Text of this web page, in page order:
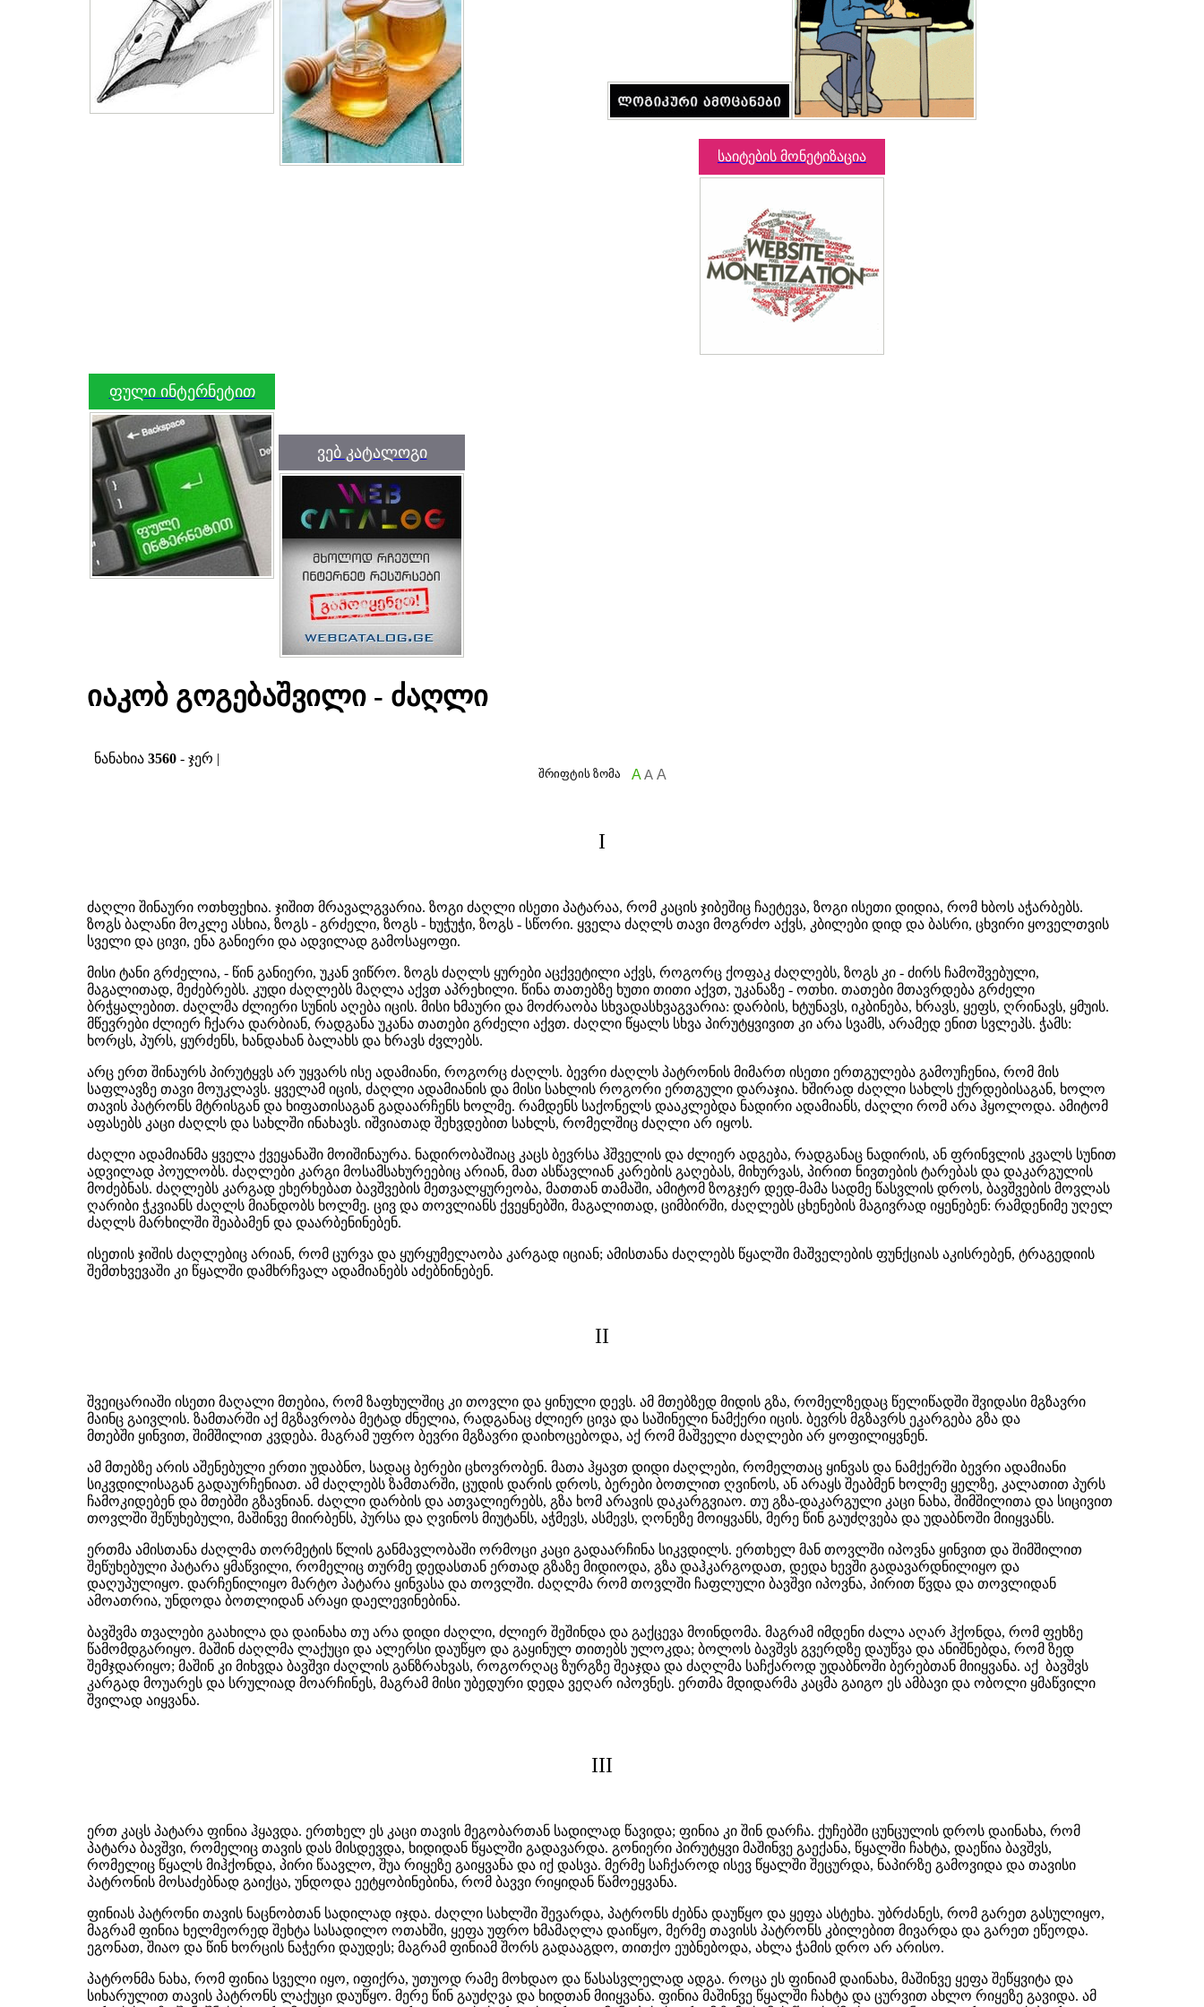
საიტების მონეტიზაცია
ფული ინტერნეტით
ვებ კატალოგი
იაკობ გოგებაშვილი - ძაღლი
ნანახია 3560 - ჯერ |
შრიფტის ზომა A A A
I
ძაღლი შინაური ოთხფეხია. ჯიშით მრავალგვარია. ზოგი ძაღლი ისეთი პატარაა, რომ კაცის ჯიბეშიც ჩაეტევა, ზოგი ისეთი დიდია, რომ ხბოს აჭარბებს.
ზოგს ბალანი მოკლე ასხია, ზოგს - გრძელი, ზოგს - ხუჭუჭი, ზოგს - სწორი. ყველა ძაღლს თავი მოგრძო აქვს, კბილები დიდ და ბასრი, ცხვირი ყოველთვის
სველი და ცივი, ენა განიერი და ადვილად გამოსაყოფი.
მისი ტანი გრძელია, - წინ განიერი, უკან ვიწრო. ზოგს ძაღლს ყურები აცქვეტილი აქვს, როგორც ქოფაკ ძაღლებს, ზოგს კი - ძირს ჩამოშვებული,
მაგალითად, მეძებრებს. კუდი ძაღლებს მაღლა აქვთ აპრეხილი. წინა თათებზე ხუთი თითი აქვთ, უკანაზე - ოთხი. თათები მთავრდება გრძელი
ბრჭყალებით. ძაღლმა ძლიერი სუნის აღება იცის. მისი ხმაური და მოძრაობა სხვადასხვაგვარია: დარბის, ხტუნავს, იკბინება, ხრავს, ყეფს, ღრინავს, ყმუის.
მწევრები ძლიერ ჩქარა დარბიან, რადგანა უკანა თათები გრძელი აქვთ. ძაღლი წყალს სხვა პირუტყვივით კი არა სვამს, არამედ ენით სვლეპს. ჭამს:
ხორცს, პურს, ყურძენს, ხანდახან ბალახს და ხრავს ძვლებს.
არც ერთ შინაურს პირუტყვს არ უყვარს ისე ადამიანი, როგორც ძაღლს. ბევრი ძაღლს პატრონის მიმართ ისეთი ერთგულება გამოუჩენია, რომ მის
საფლავზე თავი მოუკლავს. ყველამ იცის, ძაღლი ადამიანის და მისი სახლის როგორი ერთგული დარაჯია. ხშირად ძაღლი სახლს ქურდებისაგან, ხოლო
თავის პატრონს მტრისგან და ხიფათისაგან გადაარჩენს ხოლმე. რამდენს საქონელს დააკლებდა ნადირი ადამიანს, ძაღლი რომ არა ჰყოლოდა. ამიტომ
აფასებს კაცი ძაღლს და სახლში ინახავს. იშვიათად შეხვდებით სახლს, რომელშიც ძაღლი არ იყოს.
ძაღლი ადამიანმა ყველა ქვეყანაში მოიშინაურა. ნადირობაშიაც კაცს ბევრსა ჰშველის და ძლიერ ადგება, რადგანაც ნადირის, ან ფრინვლის კვალს სუნით
ადვილად პოულობს. ძაღლები კარგი მოსამსახურეებიც არიან, მათ ასწავლიან კარების გაღებას, მიხურვას, პირით ნივთების ტარებას და დაკარგულის
მოძებნას. ძაღლებს კარგად ეხერხებათ ბავშვების მეთვალყურეობა, მათთან თამაში, ამიტომ ზოგჯერ დედ-მამა სადმე წასვლის დროს, ბავშვების მოვლას
ღარიბი ჭკვიანს ძაღლს მიანდობს ხოლმე. ცივ და თოვლიანს ქვეყნებში, მაგალითად, ციმბირში, ძაღლებს ცხენების მაგივრად იყენებენ: რამდენიმე უღელ
ძაღლს მარხილში შეაბამენ და დაარბენინებენ.
ისეთის ჯიშის ძაღლებიც არიან, რომ ცურვა და ყურყუმელაობა კარგად იციან; ამისთანა ძაღლებს წყალში მაშველების ფუნქციას აკისრებენ, ტრაგედიის
შემთხვევაში კი წყალში დამხრჩვალ ადამიანებს აძებნინებენ.
II
შვეიცარიაში ისეთი მაღალი მთებია, რომ ზაფხულშიც კი თოვლი და ყინული დევს. ამ მთებზედ მიდის გზა, რომელზედაც წელიწადში შვიდასი მგზავრი
მაინც გაივლის. ზამთარში აქ მგზავრობა მეტად ძნელია, რადგანაც ძლიერ ცივა და საშინელი ნამქერი იცის. ბევრს მგზავრს ეკარგება გზა და
მთებში ყინვით, შიმშილით კვდება. მაგრამ უფრო ბევრი მგზავრი დაიხოცებოდა, აქ რომ მაშველი ძაღლები არ ყოფილიყვნენ.
ამ მთებზე არის აშენებული ერთი უდაბნო, სადაც ბერები ცხოვრობენ. მათა ჰყავთ დიდი ძაღლები, რომელთაც ყინვას და ნამქერში ბევრი ადამიანი
სიკვდილისაგან გადაურჩენიათ. ამ ძაღლებს ზამთარში, ცუდის დარის დროს, ბერები ბოთლით ღვინოს, ან არაყს შეაბმენ ხოლმე ყელზე, კალათით პურს
ჩამოკიდებენ და მთებში გზავნიან. ძაღლი დარბის და ათვალიერებს, გზა ხომ არავის დაკარგვიაო. თუ გზა-დაკარგული კაცი ნახა, შიმშილითა და სიცივით
თოვლში შეწუხებული, მაშინვე მიირბენს, პურსა და ღვინოს მიუტანს, აჭმევს, ასმევს, ღონეზე მოიყვანს, მერე წინ გაუძღვება და უდაბნოში მიიყვანს.
ერთმა ამისთანა ძაღლმა თორმეტის წლის განმავლობაში ორმოცი კაცი გადაარჩინა სიკვდილს. ერთხელ მან თოვლში იპოვნა ყინვით და შიმშილით
შეწუხებული პატარა ყმაწვილი, რომელიც თურმე დედასთან ერთად გზაზე მიდიოდა, გზა დაჰკარგოდათ, დედა ხევში გადავარდნილიყო და
დაღუპულიყო. დარჩენილიყო მარტო პატარა ყინვასა და თოვლში. ძაღლმა რომ თოვლში ჩაფლული ბავშვი იპოვნა, პირით წვდა და თოვლიდან
ამოათრია, უნდოდა ბოთლიდან არაყი დაელევინებინა.
ბავშვმა თვალები გაახილა და დაინახა თუ არა დიდი ძაღლი, ძლიერ შეშინდა და გაქცევა მოინდომა. მაგრამ იმდენი ძალა აღარ ჰქონდა, რომ ფეხზე
წამომდგარიყო. მაშინ ძაღლმა ლაქუცი და ალერსი დაუწყო და გაყინულ თითებს ულოკდა; ბოლოს ბავშვს გვერდზე დაუწვა და ანიშნებდა, რომ ზედ
შემჯდარიყო; მაშინ კი მიხვდა ბავშვი ძაღლის განზრახვას, როგორღაც ზურგზე შეაჯდა და ძაღლმა საჩქაროდ უდაბნოში ბერებთან მიიყვანა. აქ ბავშვს
კარგად მოუარეს და სრულიად მოარჩინეს, მაგრამ მისი უბედური დედა ვეღარ იპოვნეს. ერთმა მდიდარმა კაცმა გაიგო ეს ამბავი და ობოლი ყმაწვილი
შვილად აიყვანა.
III
ერთ კაცს პატარა ფინია ჰყავდა. ერთხელ ეს კაცი თავის მეგობართან სადილად წავიდა; ფინია კი შინ დარჩა. ქუჩებში ცუნცულის დროს დაინახა, რომ
პატარა ბავშვი, რომელიც თავის დას მისდევდა, ხიდიდან წყალში გადავარდა. გონიერი პირუტყვი მაშინვე გაექანა, წყალში ჩახტა, დაეწია ბავშვს,
რომელიც წყალს მიჰქონდა, პირი წაავლო, შუა რიყეზე გაიყვანა და იქ დასვა. მერმე საჩქაროდ ისევ წყალში შეცურდა, ნაპირზე გამოვიდა და თავისი
პატრონის მოსაძებნად გაიქცა, უნდოდა ეეტყობინებინა, რომ ბავვი რიყიდან წამოეყვანა.
ფინიას პატრონი თავის ნაცნობთან სადილად იჯდა. ძაღლი სახლში შევარდა, პატრონს ძებნა დაუწყო და ყეფა ასტეხა. უბრძანეს, რომ გარეთ გასულიყო,
მაგრამ ფინია ხელმეორედ შეხტა სასადილო ოთახში, ყეფა უფრო ხმამაღლა დაიწყო, მერმე თავისს პატრონს კბილებით მივარდა და გარეთ ეწეოდა.
ეგონათ, შიაო და წინ ხორცის ნაჭერი დაუდეს; მაგრამ ფინიამ შორს გადააგდო, თითქო ეუბნებოდა, ახლა ჭამის დრო არ არისო.
პატრონმა ნახა, რომ ფინია სველი იყო, იფიქრა, უთუოდ რამე მოხდაო და წასასვლელად ადგა. როცა ეს ფინიამ დაინახა, მაშინვე ყეფა შეწყვიტა და
სიხარულით თავის პატრონს ლაქუცი დაუწყო. მერე წინ გაუძღვა და ხიდთან მიიყვანა. ფინია მაშინვე წყალში ჩახტა და ცურვით ახლო რიყეზე გავიდა. ამ